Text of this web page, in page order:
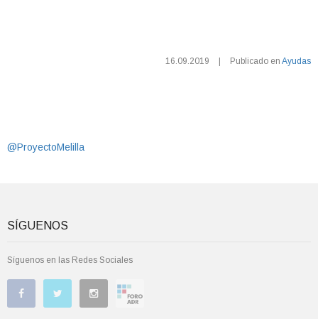
16.09.2019 Publicado en Ayudas
@ProyectoMelilla
SÍGUENOS
Síguenos en las Redes Sociales